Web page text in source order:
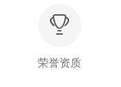
机、制版机、图
荣誉资质